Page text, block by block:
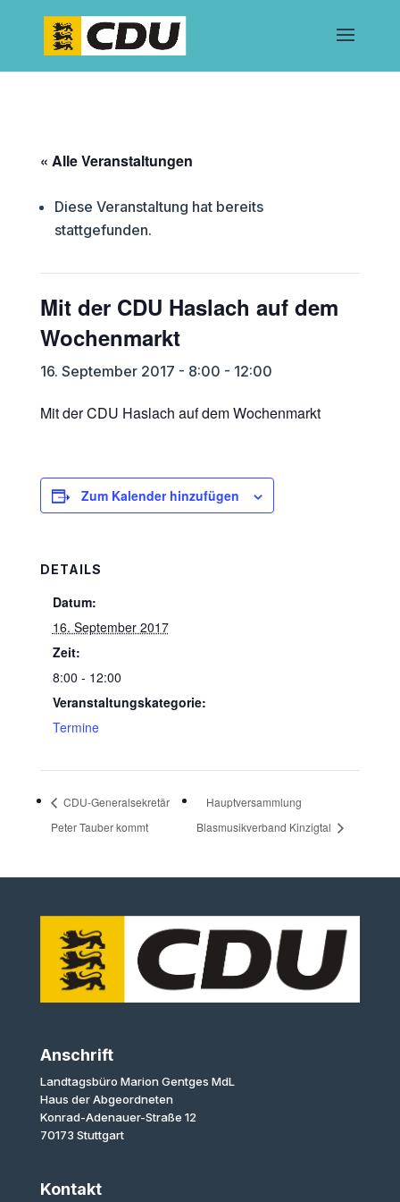
« Alle Veranstaltungen
Diese Veranstaltung hat bereits
stattgefunden.
Mit der CDU Haslach auf dem
Wochenmarkt
16. September 2017 - 8:00 - 12:00
Mit der CDU Haslach auf dem Wochenmarkt
Zum Kalender hinzufügen
DETAILS
Datum:
16. September 2017
Zeit:
8:00 - 12:00
Veranstaltungskategorie:
Termine
CDU-Generalsekretär
Peter Tauber kommt
Hauptversammlung
Blasmusikverband Kinzigtal
Anschrift
Landtagsbüro Marion Gentges MdL
Haus der Abgeordneten
Konrad-Adenauer-Straße 12
70173 Stuttgart
Kontakt